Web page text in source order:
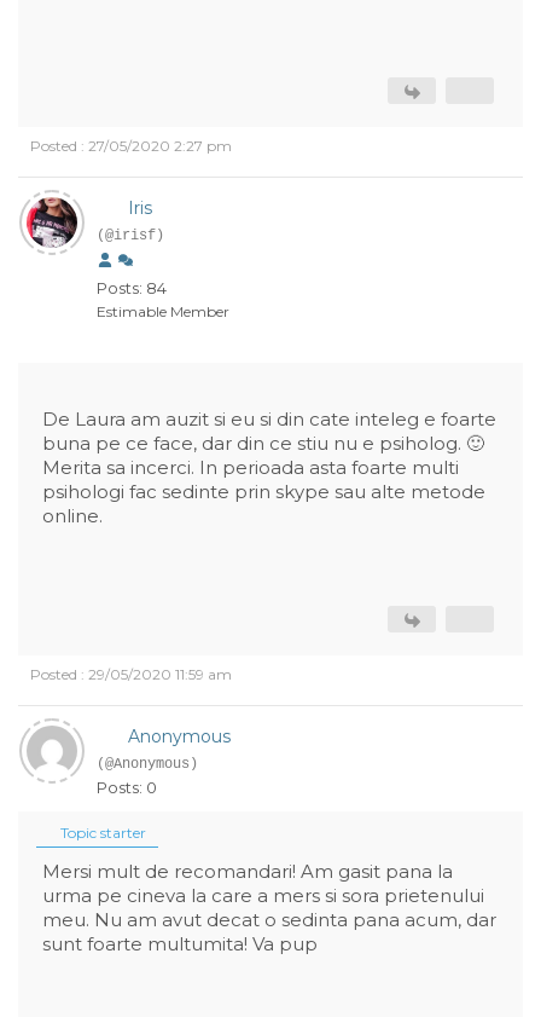
Posted : 27/05/2020 2:27 pm
Iris
(@irisf)
Posts: 84
Estimable Member
De Laura am auzit si eu si din cate inteleg e foarte
buna pe ce face, dar din ce stiu nu e psiholog. 🙂
Merita sa incerci. In perioada asta foarte multi
psihologi fac sedinte prin skype sau alte metode
online.
Posted : 29/05/2020 11:59 am
Anonymous
(@Anonymous)
Posts: 0
Topic starter
Mersi mult de recomandari! Am gasit pana la
urma pe cineva la care a mers si sora prietenului
meu. Nu am avut decat o sedinta pana acum, dar
sunt foarte multumita! Va pup